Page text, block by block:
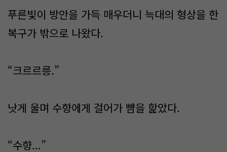
푸른빛이 방안을 가득 매우더니 늑대의 형상을 한
복구가 밖으로 나왔다.
“크르르릉.”
낫게 울며 수향에게 걸어가 뺨을 핥았다.
“수향...”